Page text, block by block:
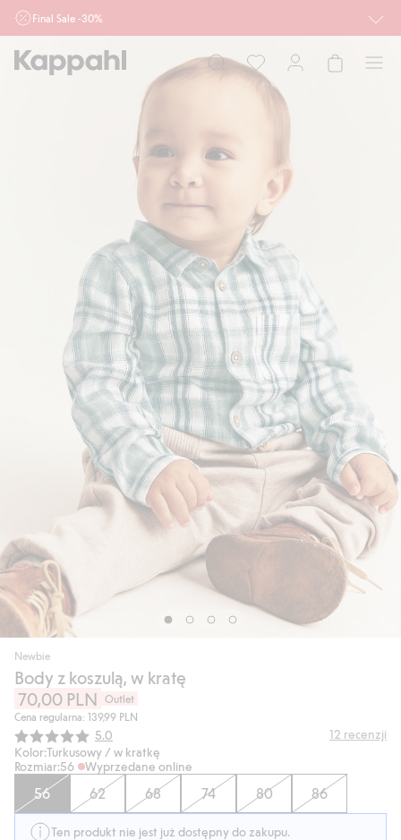
Final Sale -30%
działu outlet do 10.8 w sklepach Kappahl i Newbie oraz na kappahl.com. Ofert
nie łączymy
Mężczyzna
Niemowlę
Newbie
Body z koszulą, w kratę
70,00 PLN
Outlet
Cena regularna: 139,99 PLN
Średnia ocena:
5.0 12 recenzji
Kolor:Turkusowy / w kratkę
Rozmiar:56 Wyprzedane online
56 62 68 74 80 86
Ten produkt nie jest już dostępny do zakupu.